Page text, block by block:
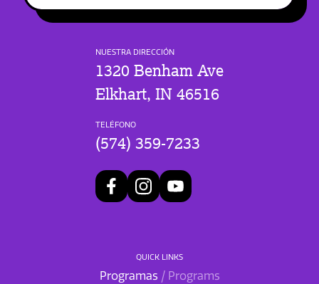
NUESTRA DIRECCIÓN
1320 Benham Ave
Elkhart, IN 46516
TELÉFONO
(574) 359-7233
QUICK LINKS
Programas / Programs